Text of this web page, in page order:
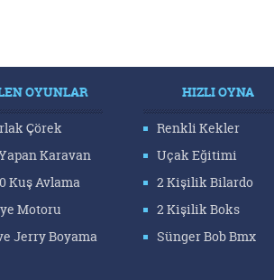
Kanunu uyarınca hazırlanmış
çerezlerle ilgili bilgi almak için lütfen
OYUNLAR
Çörek
Karavan
Kuş Avlama
Motoru
Jerry Boyama
HIZLI OYNA
Renkli Kekler
Uçak Eğitimi
2 Kişilik Bilardo
2 Kişilik Boks
Sünger Bob Bmx